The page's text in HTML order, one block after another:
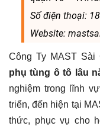
Số điện thoại:
Website:
Công Ty MAST
phụ tùng ô tô lâu
nghiệm trong lĩnh
triển, đến hiện tại
thức, phục vụ cho